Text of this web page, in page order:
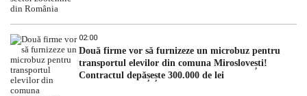
02:00
Două firme vor să furnizeze un microbuz pentru
transportul elevilor din comuna Miroslovești!
Contractul depășește 300.000 de lei